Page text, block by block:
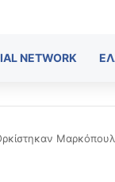
NETWORK